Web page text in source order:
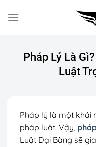
đến
Pháp Lý Là
Luật
Pháp lý là một khái
pháp luật. Vậy,
Luật Đại Bàng sẽ